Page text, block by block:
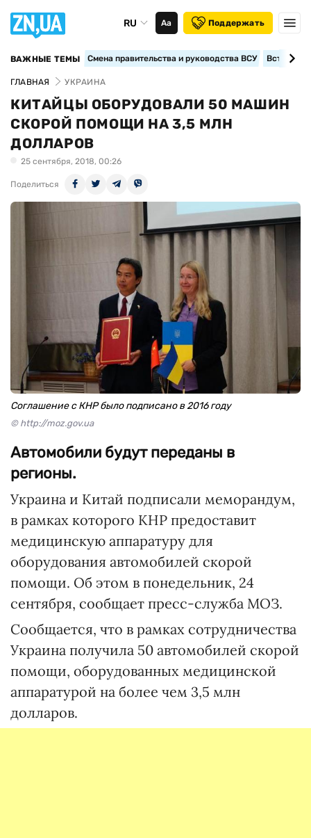
RU Аа Поддержать
ВАЖНЫЕ ТЕМЫ Смена правительства и руководства ВСУ
ГЛАВНАЯ УКРАИНА
КИТАЙЦЫ ОБОРУДОВАЛИ 50 МАШИН
СКОРОЙ ПОМОЩИ НА 3,5 МЛН
ДОЛЛАРОВ
25 сентября, 2018, 00:26
Поделиться
Соглашение с КНР было подписано в 2016 году
© http://moz.gov.ua
Автомобили будут переданы в
регионы.
Украина и Китай подписали меморандум,
в рамках которого КНР предоставит
медицинскую аппаратуру для
оборудования автомобилей скорой
помощи. Об этом в понедельник, 24
сентября, сообщает пресс-служба МОЗ.
Сообщается, что в рамках сотрудничества
Украина получила 50 автомобилей скорой
помощи, оборудованных медицинской
аппаратурой на более чем 3,5 млн
долларов.